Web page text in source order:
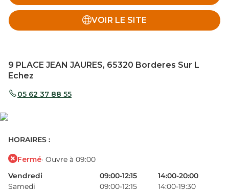
VOIR LE SITE
9 PLACE JEAN JAURES, 65320 Borderes Sur L
Echez
05 62 37 88 55
HORAIRES :
Fermé· Ouvre à 09:00
Vendredi
09:00-12:15
14:00-20:00
Samedi
09:00-12:15
14:00-19:30